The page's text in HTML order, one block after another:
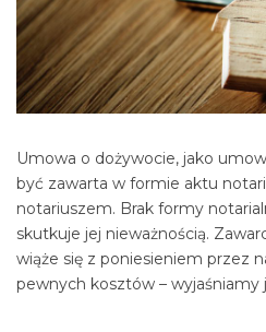
Umowa o dożywocie, jako
być zawarta w formie aktu
notariuszem. Brak formy
skutkuje jej nieważnością.
wiąże się z poniesieniem przez
pewnych kosztów – wyjaśniamy